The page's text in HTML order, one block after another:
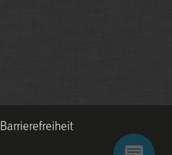
Barrierefreiheit